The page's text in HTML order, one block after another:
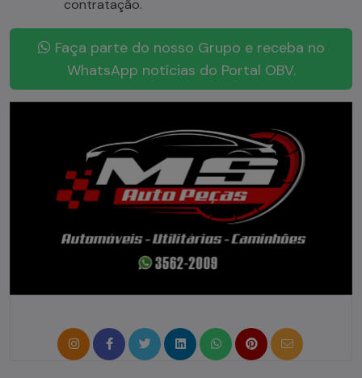
contratação.
Faça parte do nosso Grupo e receba no
WhatsApp notícias do Portal OBV.